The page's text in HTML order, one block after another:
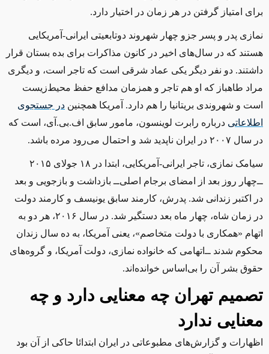
برای امتیاز گرفتن در هر زمان در اختیار دارد.
نمازی پدر و پسر جزو چهار شهروند دوتابعیتی ایرانی-آمریکایی
هستند که در سال‌های اخیر در کانون مذاکرات برای بده بستان قرار
داشتند. دو نفر دیگر یکی عماد شرقی است که تاجر است، و دیگری
مراد طاهباز که او هم تاجر و همزمان مدافع حفظ محیط‌زیست
است و شهروندی بریتانیا را هم دارد. آمریکا همچنین در جستجوی
اطلاعاتی درباره رابرت لوینسون، مامور سابق اف.بی.آی، است که
در سال ۲۰۰۷ در ایران ناپدید شد و احتمال می‌رود مرده باشد.
سیامک نمازی، تاجر ایرانی-آمریکایی، ابتدا در ۱۸ جولای ۲۰۱۵
‌ــ‌چهار روز بعد از امضای برجام اصلی‌ــ‌ بازداشت و بازجویی و بعد
در اکتبر زندانی شد. پدرش، کارمند سابق یونیسف و کارمند دولت
در زمان شاه، چهار ماه بعد دستگیر شد. در سال ۲۰۱۶، هر دو به
اتهام «همکاری با دولت متخاصم»، یعنی آمریکا، به ده سال زندان
محکوم شدند ‌ــ‌اتهامی که خانواده نمازی، دولت آمریکا، و گروه‌های
حقوق بشر آن را بی‌اساس خوانده‌اند.
تصمیم تهران چه معنایی دارد ‌‌و چه
معنایی ندارد
اظهارات و گزارش‌های مطبوعاتی در ایران ابتدائا حاکی از آن بود